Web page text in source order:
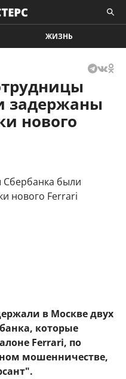
ЖИЗНЬ
задержаны
нового
в Москве двух
которые
Ferrari, по
мошенничестве,